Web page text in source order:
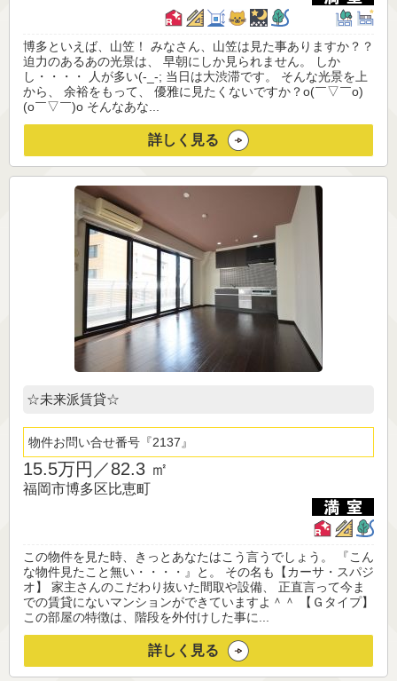
博多といえば、山笠！ みなさん、山笠は見た事ありますか？？
迫力のあるあの光景は、 早朝にしか見られません。 しか
し・・・・ 人が多い(-_-; 当日は大渋滞です。 そんな光景を上
から、 余裕をもって、 優雅に見たくないですか？o(￣▽￣o)
(o￣▽￣)o そんなあな...
詳しく見る
☆未来派賃貸☆
物件お問い合せ番号 2137
15.5万円／82.3 ㎡
福岡市博多区比恵町
この物件を見た時、きっとあなたはこう言うでしょう。 『こん
な物件見たこと無い・・・・』と。 その名も【カーサ・スパジ
オ】 家主さんのこだわり抜いた間取や設備、 正直言って今ま
での賃貸にないマンションができていますよ＾＾ 【Ｇタイプ】
この部屋の特徴は、階段を外付けした事に...
詳しく見る